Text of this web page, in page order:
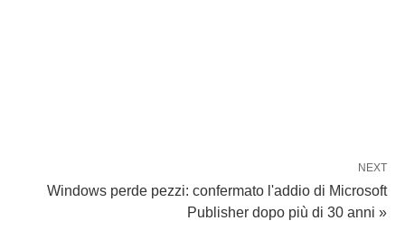
NEXT
Windows perde pezzi: confermato l'addio di Microsoft
Publisher dopo più di 30 anni »